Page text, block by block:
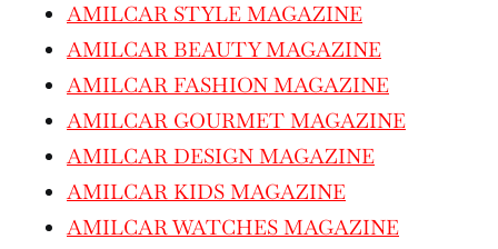
AMILCAR STYLE MAGAZINE
AMILCAR BEAUTY MAGAZINE
AMILCAR FASHION MAGAZINE
AMILCAR GOURMET MAGAZINE
AMILCAR DESIGN MAGAZINE
AMILCAR KIDS MAGAZINE
AMILCAR WATCHES MAGAZINE